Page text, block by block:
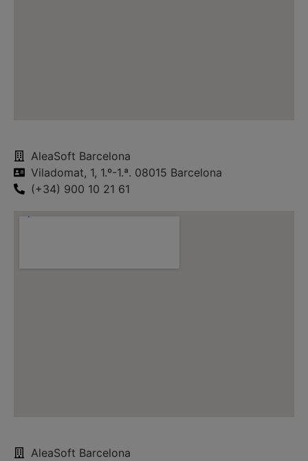
AleaSoft Barcelona
Viladomat, 1, 1.º-1.ª. 08015 Barcelona
(+34) 900 10 21 61
AleaSoft Barcelona